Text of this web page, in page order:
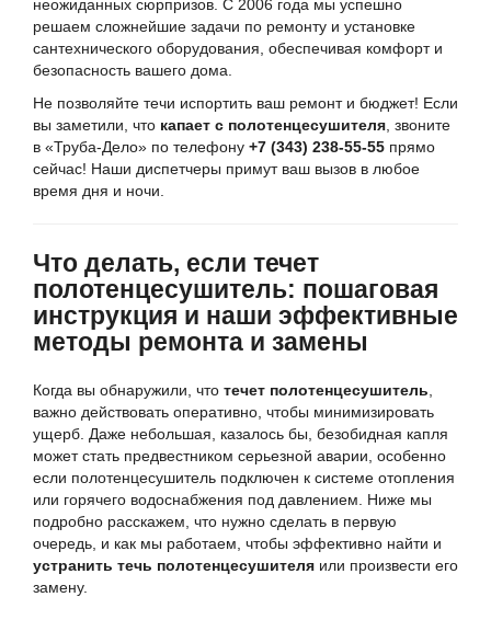
неожиданных сюрпризов. С 2006 года мы успешно
решаем сложнейшие задачи по ремонту и установке
сантехнического оборудования, обеспечивая комфорт и
безопасность вашего дома.
Не позволяйте течи испортить ваш ремонт и бюджет! Если
вы заметили, что капает с полотенцесушителя , звоните
в «Труба-Дело» по телефону +7 (343) 238-55-55 прямо
сейчас! Наши диспетчеры примут ваш вызов в любое
время дня и ночи.
Что делать, если течет
полотенцесушитель: пошаговая
инструкция и наши эффективные
методы ремонта и замены
Когда вы обнаружили, что течет полотенцесушитель,
важно действовать оперативно, чтобы минимизировать
ущерб. Даже небольшая, казалось бы, безобидная капля
может стать предвестником серьезной аварии, особенно
если полотенцесушитель подключен к системе отопления
или горячего водоснабжения под давлением. Ниже мы
подробно расскажем, что нужно сделать в первую
очередь, и как мы работаем, чтобы эффективно найти и
устранить течь полотенцесушителя или произвести его
замену.